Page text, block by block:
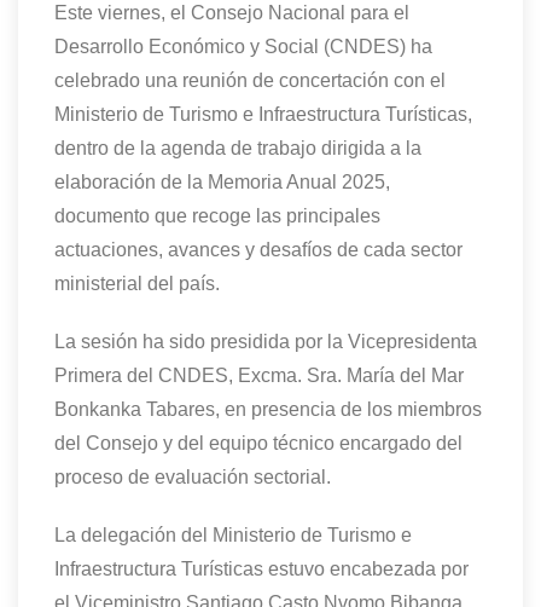
Este viernes, el Consejo Nacional para el
Desarrollo Económico y Social (CNDES) ha
celebrado una reunión de concertación con el
Ministerio de Turismo e Infraestructura Turísticas,
dentro de la agenda de trabajo dirigida a la
elaboración de la Memoria Anual 2025,
documento que recoge las principales
actuaciones, avances y desafíos de cada sector
ministerial del país.
La sesión ha sido presidida por la Vicepresidenta
Primera del CNDES, Excma. Sra. María del Mar
Bonkanka Tabares, en presencia de los miembros
del Consejo y del equipo técnico encargado del
proceso de evaluación sectorial.
La delegación del Ministerio de Turismo e
Infraestructura Turísticas estuvo encabezada por
el Viceministro Santiago Casto Nvomo Bibanga,